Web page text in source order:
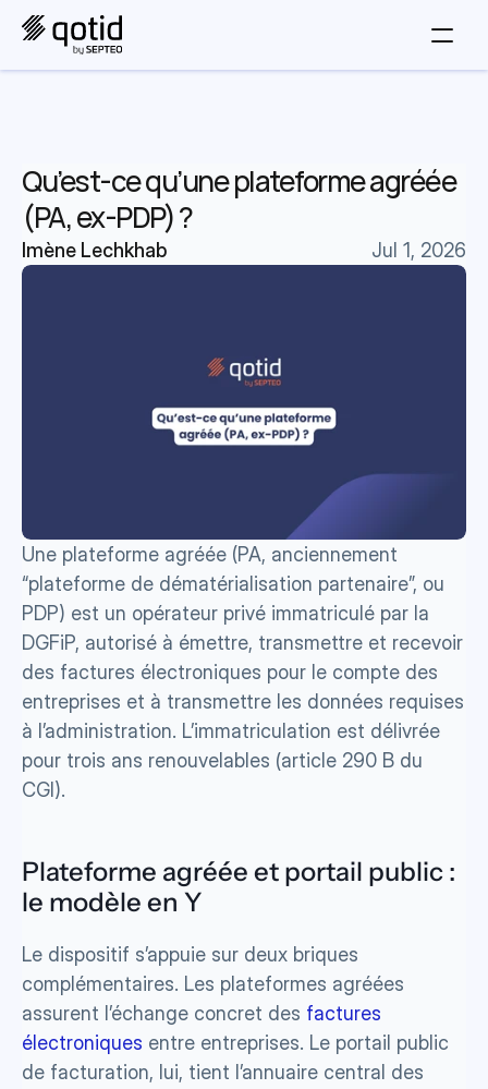
Qu’est-ce qu’une plateforme agréée
(PA, ex-PDP) ?
Imène Lechkhab Jul 1, 2026
Une plateforme agréée (PA, anciennement
“plateforme de dématérialisation partenaire”, ou
PDP) est un opérateur privé immatriculé par la
DGFiP, autorisé à émettre, transmettre et recevoir
des factures électroniques pour le compte des
entreprises et à transmettre les données requises
à l’administration. L’immatriculation est délivrée
pour trois ans renouvelables (article 290 B du
CGI).
Plateforme agréée et portail public :
le modèle en Y
Le dispositif s’appuie sur deux briques
complémentaires. Les plateformes agréées
assurent l’échange concret des factures
électroniques entre entreprises. Le portail public
de facturation, lui, tient l’annuaire central des